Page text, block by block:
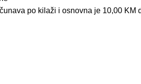
po kilaži i osnovna je 10,00 KM